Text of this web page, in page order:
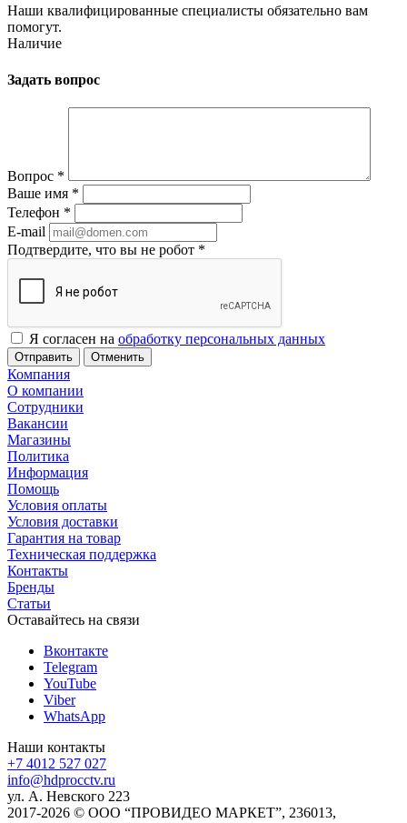
Наши квалифицированные специалисты обязательно вам
помогут.
Наличие
Задать вопрос
Вопрос *
Ваше имя *
Телефон *
E-mail
Подтвердите, что вы не робот *
Я согласен на обработку персональных данных
Отменить
Компания
О компании
Сотрудники
Вакансии
Магазины
Политика
Информация
Помощь
Условия оплаты
Условия доставки
Гарантия на товар
Техническая поддержка
Контакты
Бренды
Статьи
Оставайтесь на связи
Вконтакте
Telegram
YouTube
Viber
WhatsApp
Наши контакты
+7 4012 527 027
info@hdprocctv.ru
ул. А. Невского 223
2017-2026 © ООО “ПРОВИДЕО МАРКЕТ”, 236013,